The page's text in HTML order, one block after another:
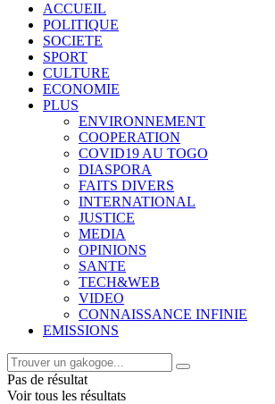
ACCUEIL
POLITIQUE
SOCIETE
SPORT
CULTURE
ECONOMIE
PLUS
ENVIRONNEMENT
COOPERATION
COVID19 AU TOGO
DIASPORA
FAITS DIVERS
INTERNATIONAL
JUSTICE
MEDIA
OPINIONS
SANTE
TECH&WEB
VIDEO
CONNAISSANCE INFINIE
EMISSIONS
Pas de résultat
Voir tous les résultats